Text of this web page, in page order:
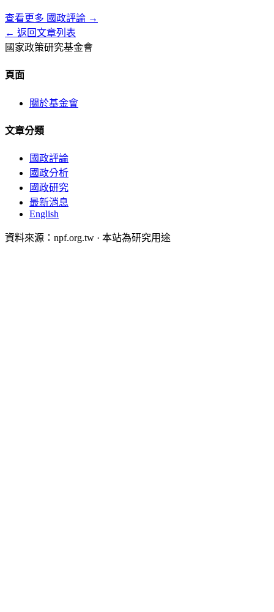
查看更多 國政評論 →
← 返回文章列表
國家政策研究基金會
頁面
關於基金會
文章分類
國政評論
國政分析
國政研究
最新消息
English
資料來源：npf.org.tw · 本站為研究用途